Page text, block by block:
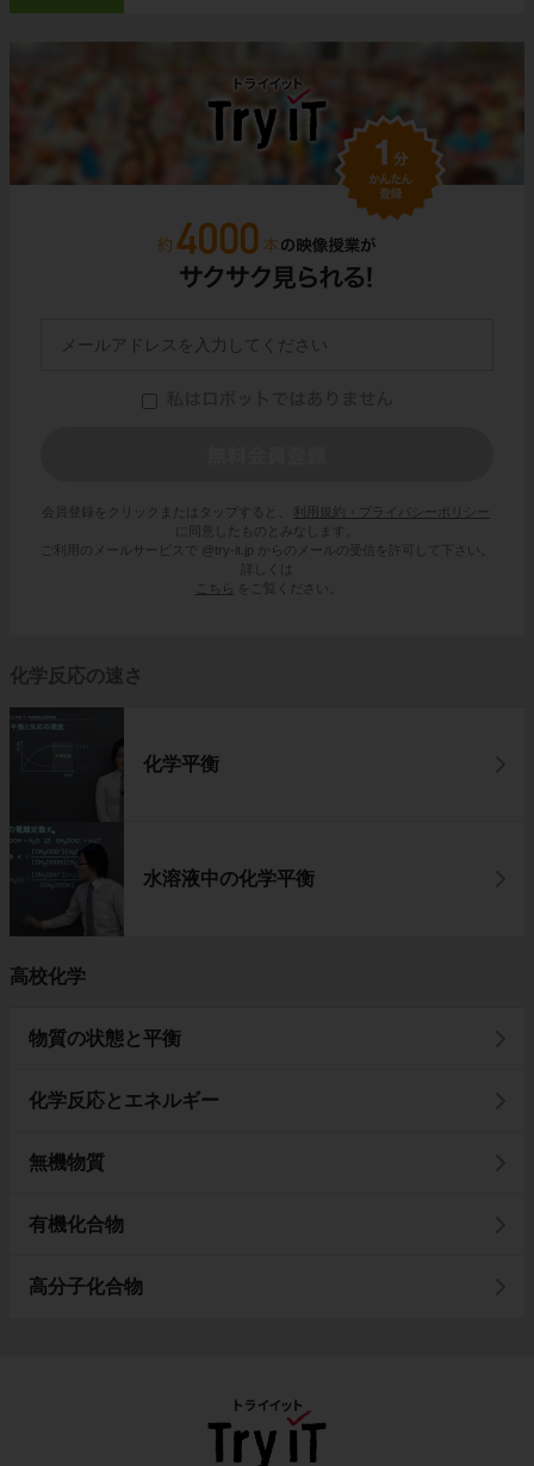
会員登録をクリックまたはタップすると、
利用規約・プライバシーポリシー
に同意したものとみなします。
ご利用のメールサービスで @try-it.jp からのメールの受信を許可して下さい。
詳しくは
こちら
をご覧ください。
化学反応の速さ
化学平衡
水溶液中の化学平衡
高校化学
物質の状態と平衡
化学反応とエネルギー
無機物質
有機化合物
高分子化合物